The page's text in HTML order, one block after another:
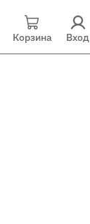
Корзина Вход